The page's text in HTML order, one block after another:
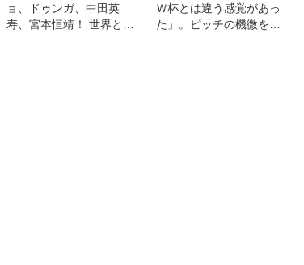
ョ、ドゥンガ、中田英
寿、宮本恒靖！ 世界と日
Ｗ杯とは違う感覚があっ
た」。ピッチの機微を読